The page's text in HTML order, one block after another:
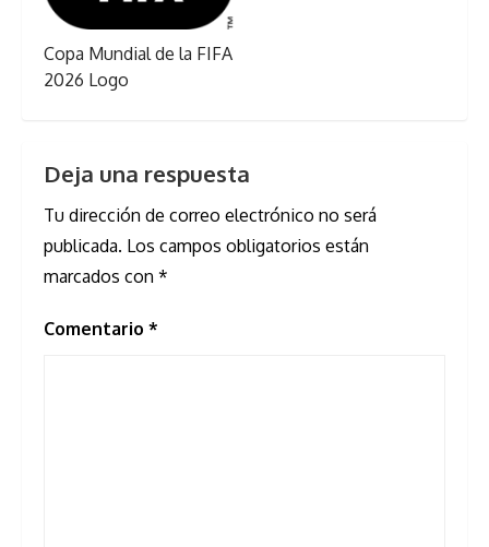
Copa Mundial de la FIFA
2026 Logo
Deja una respuesta
Tu dirección de correo electrónico no será
publicada. Los campos obligatorios están
marcados con *
Comentario *